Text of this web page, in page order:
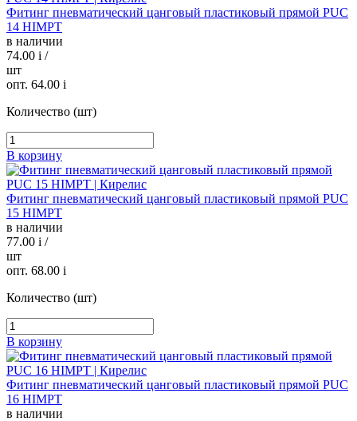
Фитинг пневматический цанговый пластиковый прямой PUC
14 HIMPT
в наличии
74.00 i /
шт
опт. 64.00 i
Количество (шт)
В корзину
Фитинг пневматический цанговый пластиковый прямой PUC
15 HIMPT
в наличии
77.00 i /
шт
опт. 68.00 i
Количество (шт)
В корзину
Фитинг пневматический цанговый пластиковый прямой PUC
16 HIMPT
в наличии